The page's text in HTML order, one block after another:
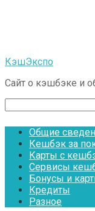
КэшЭкспо
Сайт о кэшбэке и
Общие
Кешбэк за
Карты с
Сервисы
Бонусы и
Кредиты
Разное